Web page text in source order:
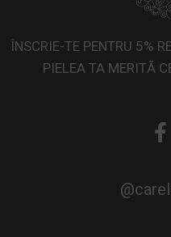
ÎNSCRIE-TE PENTRU 5%
PIELEA TA MERITĂ